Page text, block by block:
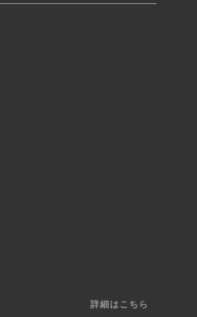
詳細はこちら